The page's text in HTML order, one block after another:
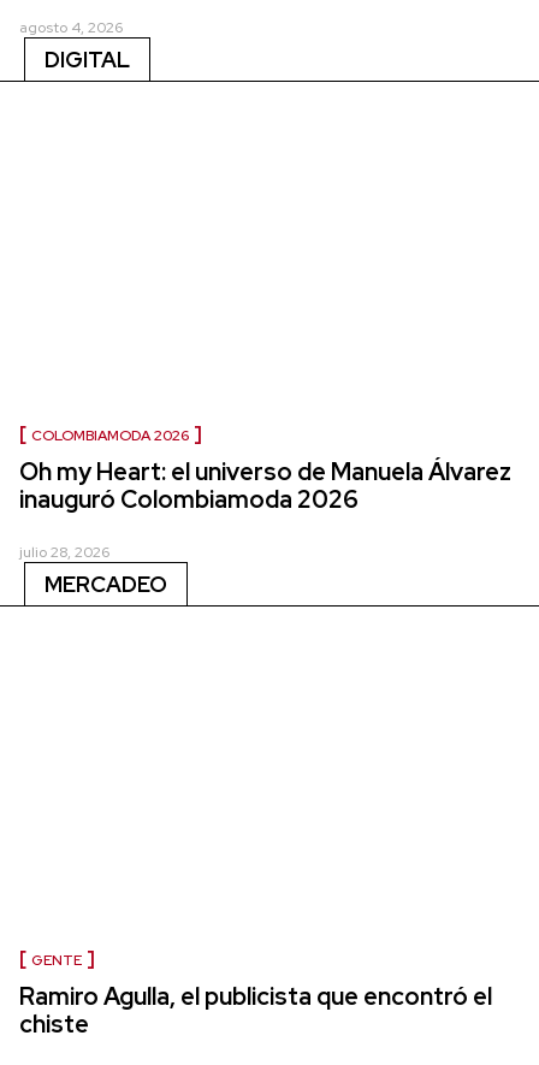
agosto 4, 2026
DIGITAL
COLOMBIAMODA 2026
Oh my Heart: el universo de Manuela Álvarez
inauguró Colombiamoda 2026
julio 28, 2026
MERCADEO
GENTE
Ramiro Agulla, el publicista que encontró el
chiste